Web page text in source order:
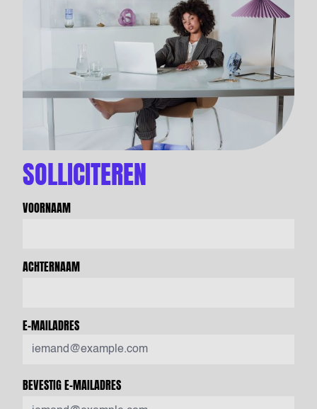
SOLLICITEREN
VOORNAAM
ACHTERNAAM
E-MAILADRES
BEVESTIG E-MAILADRES